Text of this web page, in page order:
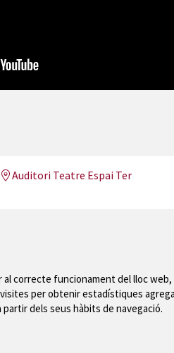
Auditori Teatre Espai Ter
· 17257 Torroella de Montgrí
correcte funcionament del lloc
per obtenir estadístiques
dels seus hàbits de navegació.